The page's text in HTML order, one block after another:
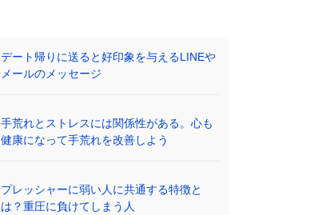
デート帰りに送ると好印象を与えるLINEや
メールのメッセージ
手荒れとストレスには関係性がある。心も
健康になって手荒れを改善しよう
プレッシャーに弱い人に共通する特徴と
は？重圧に負けてしまう人